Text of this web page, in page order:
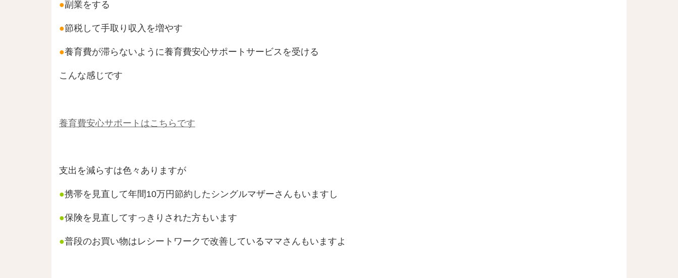
●副業をする
●節税して手取り収入を増やす
●養育費が滞らないように養育費安心サポートサービスを受ける
こんな感じです
養育費安心サポートはこちらです
支出を減らすは色々ありますが
●携帯を見直して年間10万円節約したシングルマザーさんもいますし
●保険を見直してすっきりされた方もいます
●普段のお買い物はレシートワークで改善しているママさんもいますよ